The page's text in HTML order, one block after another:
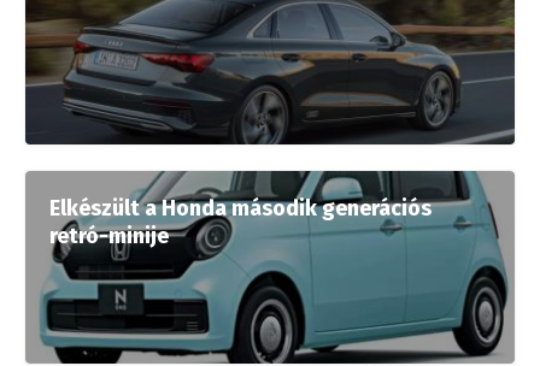
Elkészült a Honda második generációs
retró-minije